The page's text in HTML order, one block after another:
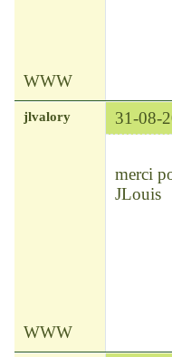
WWW
jlvalory 31-08-
merci
JLouis
WWW